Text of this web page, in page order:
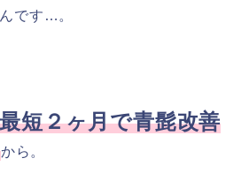
です…。
最短２ヶ月で青髭改善
から。